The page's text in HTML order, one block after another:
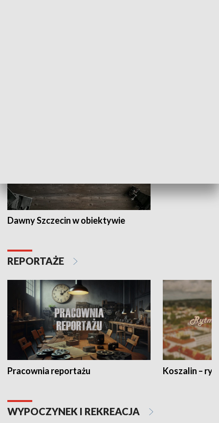
Dawny Szczecin w obiektywie
REPORTAŻE
Pracownia reportażu Koszalin –
WYPOCZYNEK I REKREACJA